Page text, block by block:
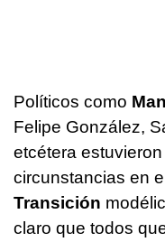
Políticos como
Felipe González,
etcétera
circunstancias en
Transición
claro que todos